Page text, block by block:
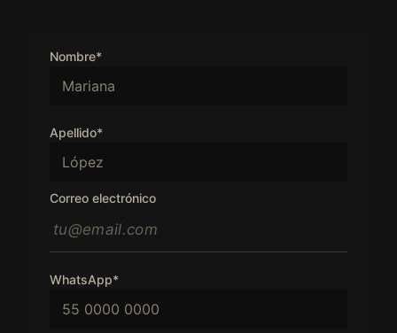
Nombre*
Apellido*
Correo electrónico
WhatsApp*